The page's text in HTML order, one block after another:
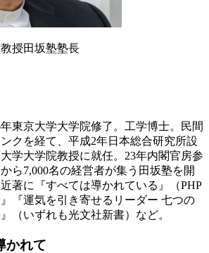
授田坂塾塾長
東京大学大学院修了。工学博士。民間
クを経て、平成2年日本総合研究所設
学大学院教授に就任。23年内閣官房参
ら7,000名の経営者が集う田坂塾を開
著に『すべては導かれている』（PHP
『運気を引き寄せるリーダー 七つの
（いずれも光文社新書）など。
かれて